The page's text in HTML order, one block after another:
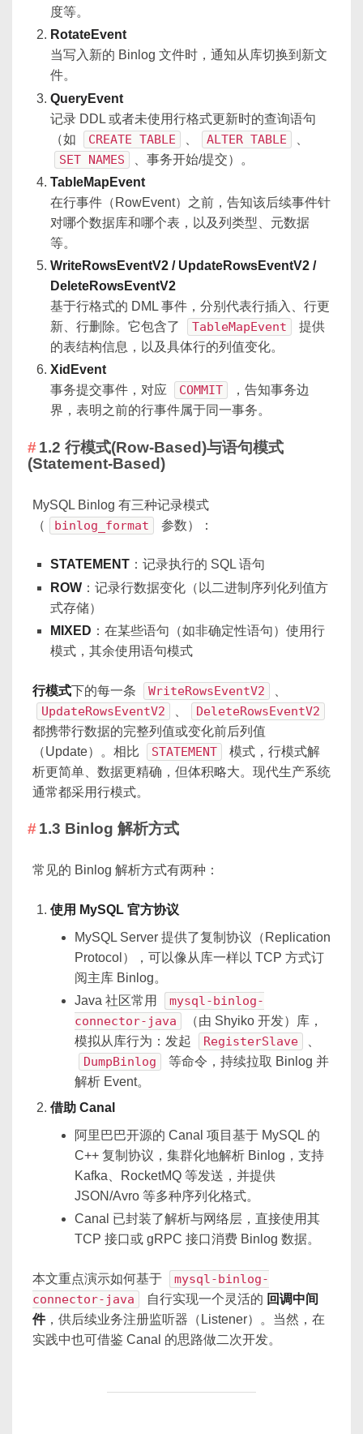
度等。
RotateEvent
当写入新的 Binlog 文件时，通知从库切换到新文
件。
QueryEvent
记录 DDL 或者未使用行格式更新时的查询语句
（如
CREATE TABLE ALTER TABLE
SET NAMES
、事务开始/提交）。
TableMapEvent
在行事件（RowEvent）之前，告知该后续事件针
对哪个数据库和哪个表，以及列类型、元数据
等。
WriteRowsEventV2 / UpdateRowsEventV2 /
DeleteRowsEventV2
基于行格式的 DML 事件，分别代表行插入、行更
新、行删除。它包含了
TableMapEvent
提供
的表结构信息，以及具体行的列值变化。
XidEvent
事务提交事件，对应
COMMIT
，告知事务边
界，表明之前的行事件属于同一事务。
1.2 行模式(Row-Based)与语句模式
(Statement-Based)
MySQL Binlog 有三种记录模式
（
binlog_format 参数）：
STATEMENT ：记录执行的 SQL 语句
ROW ：记录行数据变化（以二进制序列化列值方
式存储）
MIXED ：在某些语句（如非确定性语句）使用行
模式，其余使用语句模式
行模式下的每一条 WriteRowsEventV2
UpdateRowsEventV2 DeleteRowsEventV2
都携带行数据的完整列值或变化前后列值
（Update）。相比
STATEMENT
模式，行模式解
析更简单、数据更精确，但体积略大。现代生产系统
通常都采用行模式。
1.3 Binlog 解析方式
常见的 Binlog 解析方式有两种：
使用 MySQL 官方协议
MySQL Server 提供了复制协议（Replication
Protocol），可以像从库一样以 TCP 方式订
阅主库 Binlog。
Java 社区常用
mysql-binlog-
connector-java
（由 Shyiko 开发）库，
模拟从库行为：发起
RegisterSlave
DumpBinlog
等命令，持续拉取 Binlog 并
解析 Event。
借助 Canal
阿里巴巴开源的 Canal 项目基于 MySQL 的
C++ 复制协议，集群化地解析 Binlog，支持
Kafka、RocketMQ 等发送，并提供
JSON/Avro 等多种序列化格式。
Canal 已封装了解析与网络层，直接使用其
TCP 接口或 gRPC 接口消费 Binlog 数据。
本文重点演示如何基于
mysql-binlog-
connector-java
自行实现一个灵活的 回调中间
件，供后续业务注册监听器（Listener）。当然，在
实践中也可借鉴 Canal 的思路做二次开发。